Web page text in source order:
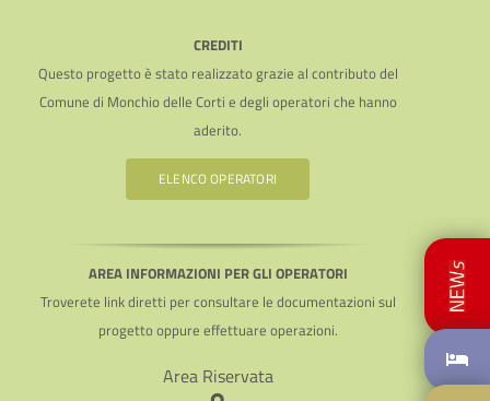
CREDITI
Questo progetto è stato realizzato grazie al contributo del
Comune di Monchio delle Corti e degli operatori che hanno
aderito.
ELENCO OPERATORI
AREA INFORMAZIONI PER GLI OPERATORI
Troverete link diretti per consultare le documentazioni sul
progetto oppure effettuare operazioni.
Area Riservata